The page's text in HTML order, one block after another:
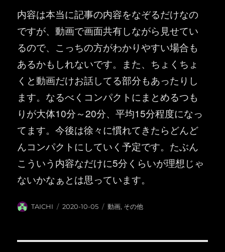
内容は本当に記事の内容をなぞるだけなの
ですが、動画で画面共有しながら見せてい
るので、こっちの方がわかりやすい場合も
あるかもしれないです。また、ちょくちょ
くと動画だけお話してる部分もあったりし
ます。なるべくコンパクトにまとめるつも
りが大体10分～20分、平均15分程度になっ
てます。今後は徐々に慣れてきたらどんど
んコンパクトにしていく予定です。たぶん
こういう内容なだけに5分くらいが理想じゃ
ないかなぁとは思っています。
投
TAICHI
投
2020-10-05
カ
動画, その他